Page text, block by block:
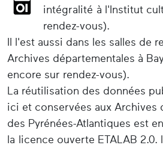
intégralité à l'Institut
rendez-vous).
Il l'est aussi dans les salles de
Archives départementales à
encore sur rendez-vous).
La réutilisation des données
ici et conservées aux Archives
des Pyrénées-Atlantiques est
la licence ouverte ETALAB 2.0.